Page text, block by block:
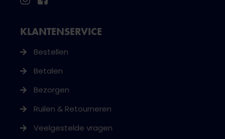
KLANTENSERVICE
Bestellen
Betalen
Bezorgen
Ruilen & Retourneren
Veelgestelde vragen